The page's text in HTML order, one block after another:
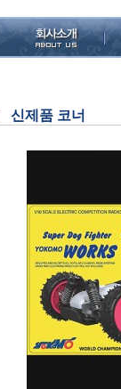
신제품 코너